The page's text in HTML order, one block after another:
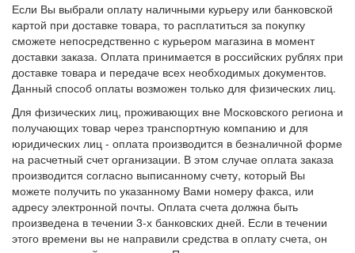
Если Вы выбрали оплату наличными курьеру или банковской
картой при доставке товара, то расплатиться за покупку
сможете непосредственно с курьером магазина в момент
доставки заказа. Оплата принимается в российских рублях при
доставке товара и передаче всех необходимых документов.
Данный способ оплаты возможен только для физических лиц.
Для физических лиц, проживающих вне Московского региона и
получающих товар через транспортную компанию и для
юридических лиц - оплата производится в безналичной форме
на расчетный счет организации. В этом случае оплата заказа
производится согласно выписанному счету, который Вы
можете получить по указанному Вами номеру факса, или
адресу электронной почты. Оплата счета должна быть
произведена в течении 3-х банковских дней. Если в течении
этого времени вы не направили средства в оплату счета, он